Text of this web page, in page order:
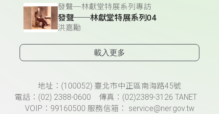
發聲─林獻堂特展系列專訪
發聲──林獻堂特展系列04
洪嘉勵
載入更多
頁尾資訊地址：(100052) 臺北市中正區南海路45號
電話：(02) 2388-0600 傳真：(02)2389-3126 TANET
VOIP：99160500 服務信箱： service@ner.gov.tw